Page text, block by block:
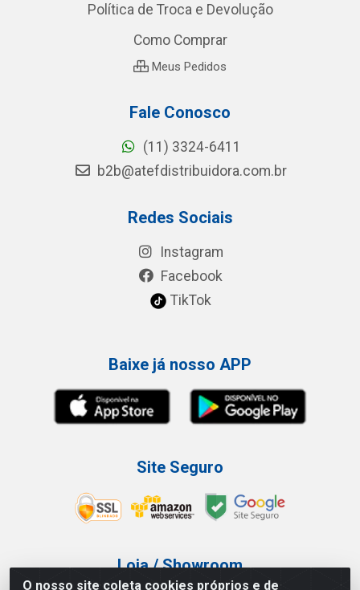
O nosso site coleta cookies próprios e de
Política de Troca e Devolução
Como Comprar
Meus Pedidos
Fale Conosco
(11) 3324-6411
b2b@atefdistribuidora.com.br
Redes Sociais
Instagram
Facebook
TikTok
Baixe já nosso APP
Site Seguro
Loja / Showroom